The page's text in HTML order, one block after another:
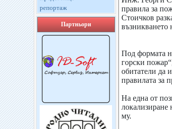
репортаж
Партньори
правила за
Стоичков
възникването
Под формата
горски
обитатели да
правилата за
На една от
му.